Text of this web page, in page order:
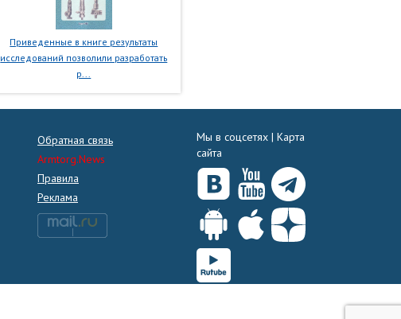
Приведенные в книге результаты
исследований позволили разработать
р...
Обратная связь
Armtorg.News
Правила
Реклама
Мы в соцсетях | Карта
сайта